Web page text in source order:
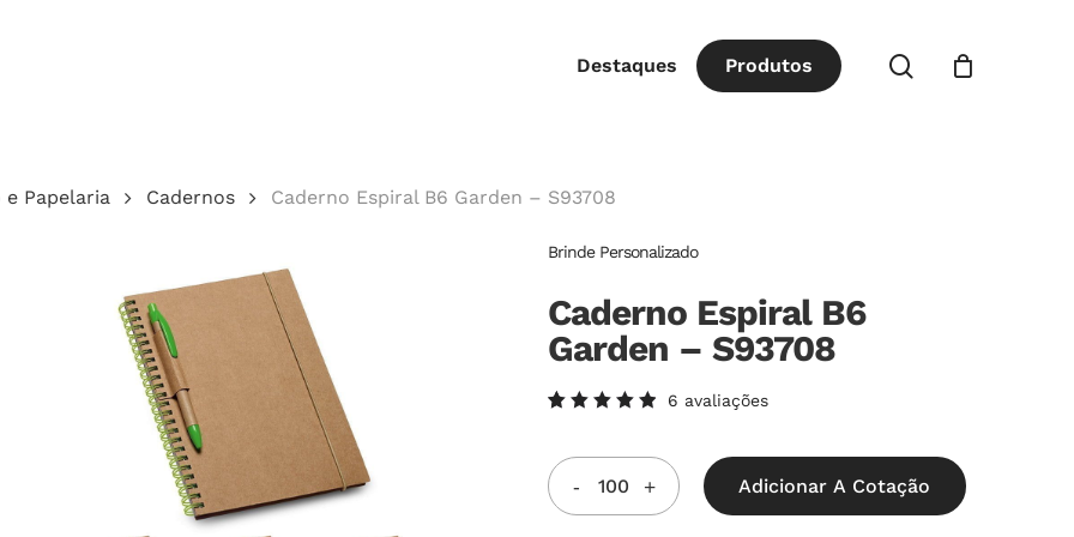
Destaques Produtos procurar
Papelaria Cadernos Caderno Espiral B6 Garden – S93708
Brinde Personalizado
Caderno Espiral B6
Garden – S93708
5.00de
5, com
baseado
em
6 avaliações
Adicionar A Cotação